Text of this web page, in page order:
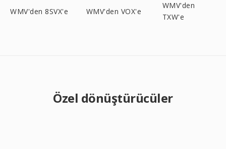
WMV'den 8SVX'e WMV'den VOX'e
WMV'den
TXW'e
Özel dönüştürücüler